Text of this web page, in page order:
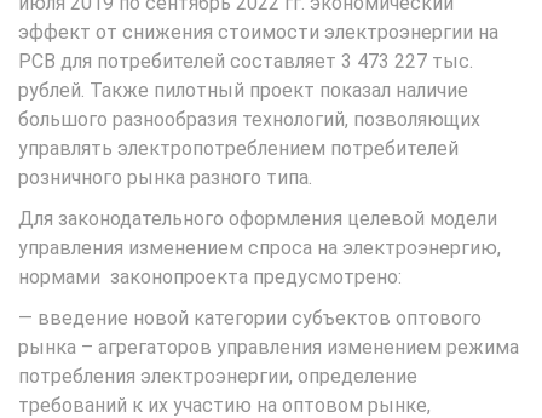
эффект от снижения стоимости электроэнергии на
РСВ для потребителей составляет 3 473 227 тыс.
рублей. Также пилотный проект показал наличие
большого разнообразия технологий, позволяющих
управлять электропотреблением потребителей
розничного рынка разного типа.
Для законодательного оформления целевой модели
управления изменением спроса на электроэнергию,
нормами законопроекта предусмотрено:
— введение новой категории субъектов оптового
рынка – агрегаторов управления изменением режима
потребления электроэнергии, определение
требований к их участию на оптовом рынке,